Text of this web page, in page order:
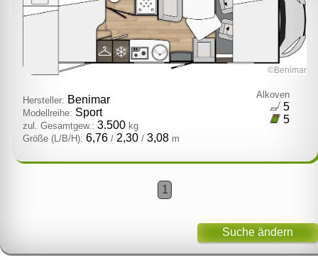
©Benimar
Hersteller: Benimar
Modellreihe: Sport
zul. Gesamtgew.: 3.500 kg
Größe (L/B/H): 6,76 / 2,30 / 3,08 m
Alkoven
5
5
1
Suche ändern